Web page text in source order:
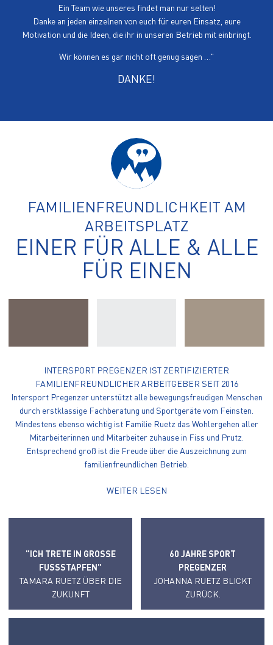
RENTAL
RENT A BIKE
SKI- & SNOWBOARD RENTAL
DEPOT
SKI- & SNOWBOARD SERVICE
BIKE-SERVICE
Ein Team wie unseres findet man nur selten!
Danke an jeden einzelnen von euch für euren Einsatz, eure
Motivation und die Ideen, die ihr in unseren Betrieb mit einbringt.
Wir können es gar nicht oft genug sagen …"
DANKE!
FAMILIENFREUNDLICHKEIT AM
ARBEITSPLATZ
EINER FÜR ALLE & ALLE
FÜR EINEN
INTERSPORT PREGENZER IST ZERTIFIZIERTER
FAMILIENFREUNDLICHER ARBEITGEBER SEIT 2016
Intersport Pregenzer unterstützt alle bewegungsfreudigen Menschen
durch erstklassige Fachberatung und Sportgeräte vom Feinsten.
Mindestens ebenso wichtig ist Familie Ruetz das Wohlergehen aller
Mitarbeiterinnen und Mitarbeiter zuhause in Fiss und Prutz.
Entsprechend groß ist die Freude über die Auszeichnung zum
familienfreundlichen Betrieb.
WEITER LESEN
"ICH TRETE IN GROSSE F
USSSTAPFEN"
TAMARA RUETZ ÜBER DIE
ZUKUNFT
60 JAHRE SPORT
PREGENZER
JOHANNA RUETZ BLICKT
ZURÜCK.